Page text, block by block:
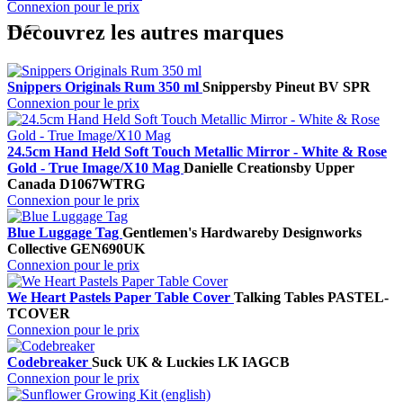
Connexion pour le prix
Découvrez les autres marques
Snippers Originals Rum 350 ml Snippersby Pineut BV SPR
Connexion pour le prix
24.5cm Hand Held Soft Touch Metallic Mirror - White & Rose
Gold - True Image/X10 Mag Danielle Creationsby Upper
Canada D1067WTRG
Connexion pour le prix
Blue Luggage Tag Gentlemen's Hardwareby Designworks
Collective GEN690UK
Connexion pour le prix
We Heart Pastels Paper Table Cover Talking Tables PASTEL-
TCOVER
Connexion pour le prix
Codebreaker Suck UK & Luckies LK IAGCB
Connexion pour le prix